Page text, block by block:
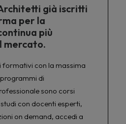
già iscritti
per la
più
mercato.
formativi con la massima
di
sono corsi
con docenti esperti,
on demand, accedi a